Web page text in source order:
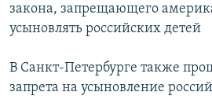
закона, запрещающего
усыновлять российских детей
В Санкт-Петербурге также
запрета на усыновление